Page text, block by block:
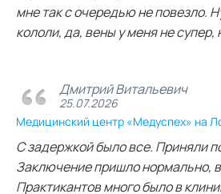
мне так с очередью не повезло.
кололи, да, вены у меня не
Дмитрий Витальевич
25.07.2026
Медицинский центр «Медуспех» на
С задержкой было все. Приняли
Заключение пришло нормально,
Практикантов много было в